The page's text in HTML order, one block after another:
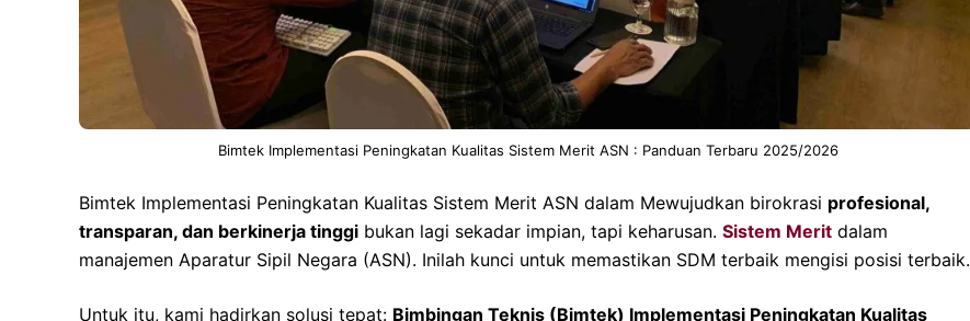
Bimtek Implementasi Peningkatan Kualitas Sistem Merit ASN : Panduan Terbaru 2025/2026
Bimtek Implementasi Peningkatan Kualitas Sistem Merit ASN dalam Mewujudkan birokrasi profesional,
transparan, dan berkinerja tinggi bukan lagi sekadar impian, tapi keharusan. Sistem Merit dalam
manajemen Aparatur Sipil Negara (ASN). Inilah kunci untuk memastikan SDM terbaik mengisi posisi terbaik.
Untuk itu, kami hadirkan solusi tepat: Bimbingan Teknis (Bimtek) Implementasi Peningkatan Kualitas